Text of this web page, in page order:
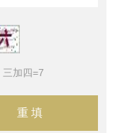
加四=7